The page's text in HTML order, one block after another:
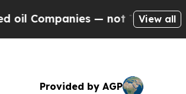
— not Taxpayers — the
View all
Provided by AGP